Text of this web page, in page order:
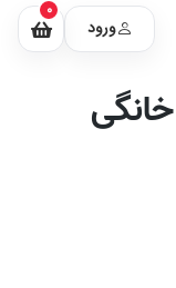
ورود
0